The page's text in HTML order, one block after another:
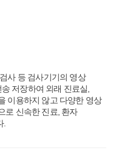
사 등 검사기기의 영상
저장하여 외래 진료실,
이용하지 않고 다양한 영상
로 신속한 진료, 환자
.